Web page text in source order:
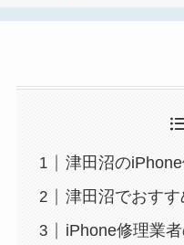
津田沼の
津田沼でおす
iPhone修理業